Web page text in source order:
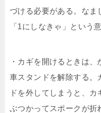
づける必要がある。なま
「1にしなきゃ」という
・カギを開けるときは
車スタンドを解除する。
ドを外してしまうと、
ぶつかってスポークが折